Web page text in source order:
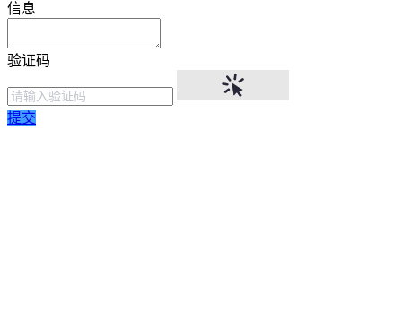
信息
验证码
提交